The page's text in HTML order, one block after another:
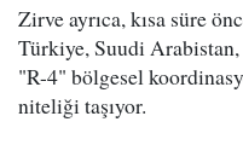
Zirve ayrıca, kısa süre
Türkiye, Suudi Arabistan,
"R-4" bölgesel
niteliği taşıyor.